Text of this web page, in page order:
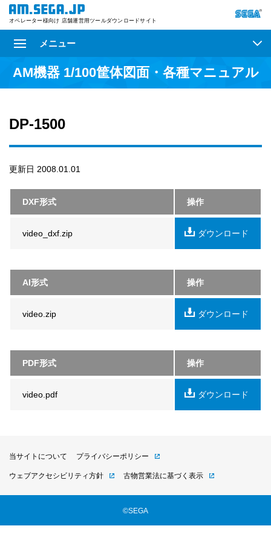
オペレーター様向け 店舗運営用ツールダウンロードサイト
メニュー
AM機器 1/100筐体図面・各種マニュアル
DP-1500
更新日 2008.01.01
DXF形式 操作
video_dxf.zip ダウンロード
AI形式 操作
video.zip ダウンロード
PDF形式 操作
video.pdf ダウンロード
当サイトについて プライバシーポリシー
ウェブアクセシビリティ方針 古物営業法に基づく表示
©SEGA